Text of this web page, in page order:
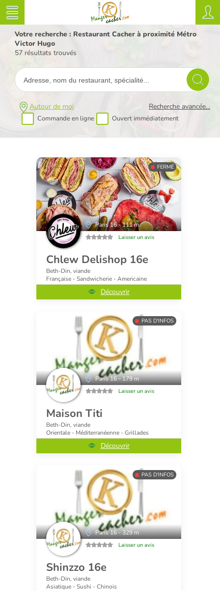
Votre recherche : Restaurant Cacher à proximité Métro
Victor Hugo
57 résultats trouvés
Autour de moi
Commande en ligne Ouvert immédiatement
Recherche avancée...
FERMÉ
Paris 16 - 111 m
Laisser un avis
Chlew Delishop 16e
Beth-Din, viande
Française - Sandwicherie - Americaine
Découvrir
PAS D'INFOS
Paris 16 - 179 m
Laisser un avis
Maison Titi
Beth-Din, viande
Orientale - Méditerranéenne - Grillades
Découvrir
PAS D'INFOS
Paris 16 - 329 m
Laisser un avis
Shinzzo 16e
Beth-Din, viande
Asiatique - Sushi - Chinois